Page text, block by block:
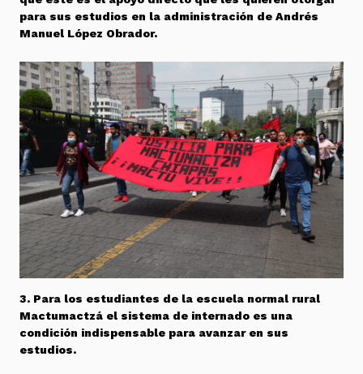
para sus estudios en la administración de Andrés
Manuel López Obrador.
3. Para los estudiantes de la escuela normal rural
Mactumactzá el sistema de internado es una
condición indispensable para avanzar en sus
estudios.